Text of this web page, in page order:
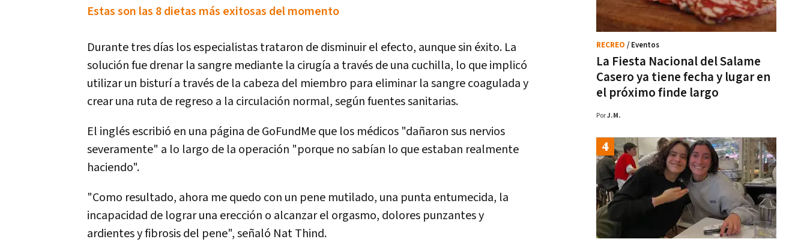
Estas son las 8 dietas más exitosas del momento
Durante tres días los especialistas trataron de disminuir el efecto, aunque sin éxito. La
solución fue drenar la sangre mediante la cirugía a través de una cuchilla, lo que implicó
utilizar un bisturí a través de la cabeza del miembro para eliminar la sangre coagulada y
crear una ruta de regreso a la circulación normal, según fuentes sanitarias.
El inglés escribió en una página de GoFundMe que los médicos "dañaron sus nervios
severamente" a lo largo de la operación "porque no sabían lo que estaban realmente
haciendo".
"Como resultado, ahora me quedo con un pene mutilado, una punta entumecida, la
incapacidad de lograr una erección o alcanzar el orgasmo, dolores punzantes y
ardientes y fibrosis del pene", señaló Nat Thind.
La Fiesta Nacional del Salame
Casero ya tiene fecha y lugar en
el próximo finde largo
RECREO / Eventos
PorJ.M.